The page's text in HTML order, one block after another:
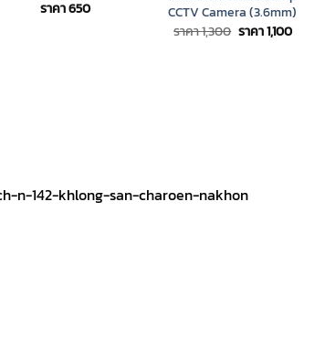
ราคา650
CCTV Camera (3.6mm)
ราคา1,300 Original
ราคา1,100Current